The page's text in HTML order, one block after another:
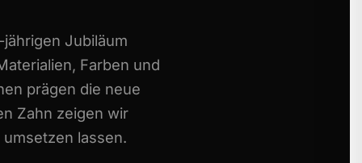
Jubiläum
Farben und
prägen die neue
Zahn zeigen wir
lassen.